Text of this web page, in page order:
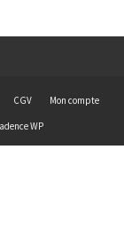
CGV Mon compte
WP